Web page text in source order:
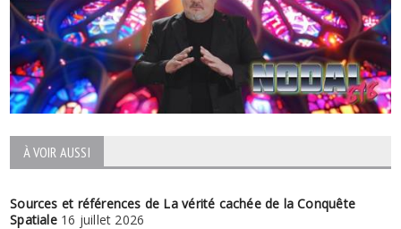
À VOIR AUSSI
Sources et références de La vérité cachée de la Conquête
Spatiale 16 juillet 2026